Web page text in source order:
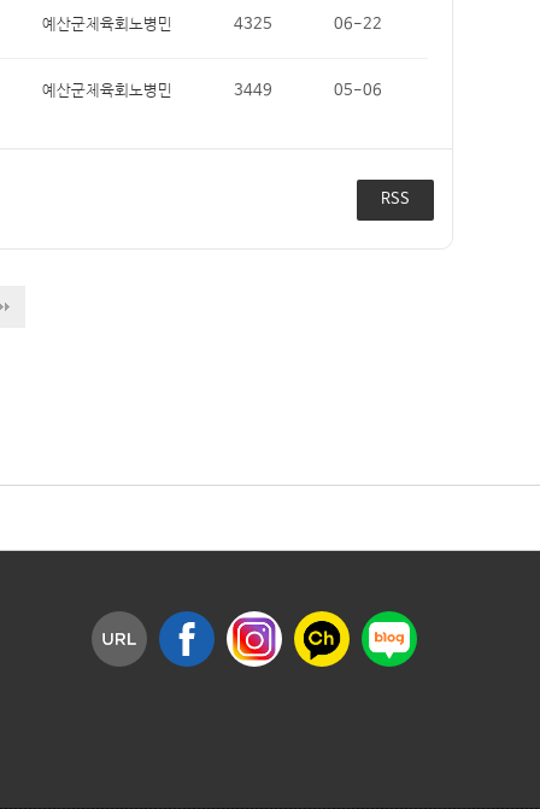
RSS
예산군체육회노병민 4325 06-22
예산군체육회노병민 3449 05-06
RSS